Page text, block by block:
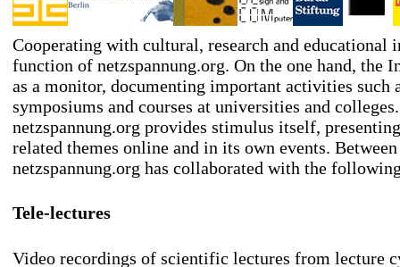
Cooperating with cultural, research and educational
function of netzspannung.org. On the one hand, the
as a monitor, documenting important activities such
symposiums and courses at universities and
netzspannung.org provides stimulus itself,
related themes online and in its own events.
netzspannung.org has collaborated with the
Tele-lectures
Video recordings of scientific lectures from lecture